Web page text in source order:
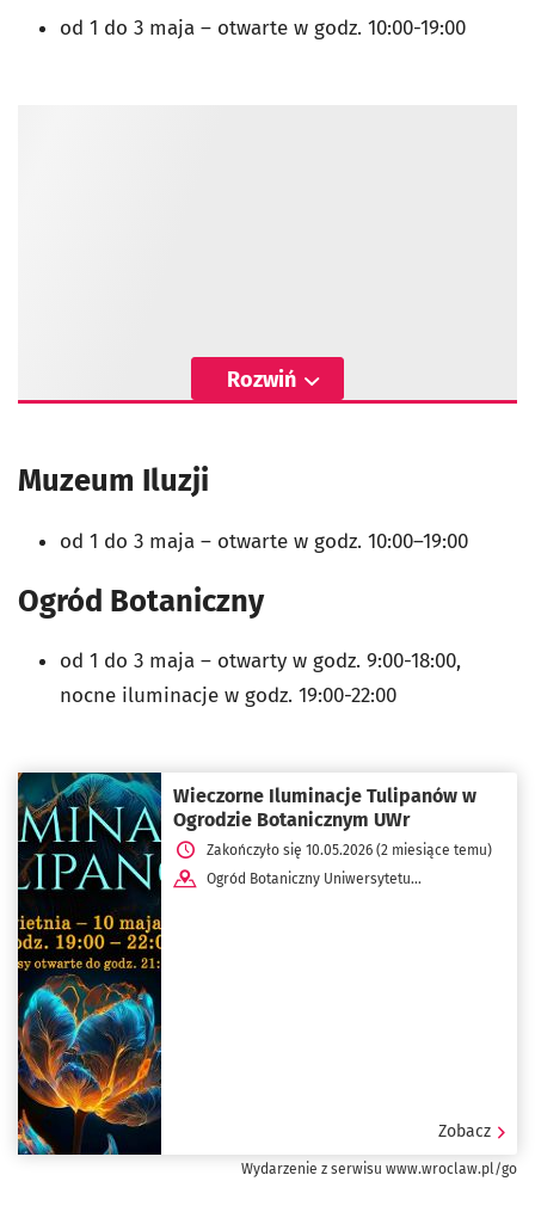
od 1 do 3 maja – otwarte w godz. 10:00-19:00
Rozwiń
Muzeum Iluzji
od 1 do 3 maja – otwarte w godz. 10:00–19:00
Ogród Botaniczny
od 1 do 3 maja – otwarty w godz. 9:00-18:00,
nocne iluminacje w godz. 19:00-22:00
Wieczorne Iluminacje Tulipanów w
Ogrodzie Botanicznym UWr
Zakończyło się 10.05.2026 (2 miesiące temu)
Ogród Botaniczny Uniwersytetu
Zobacz
Wydarzenie z serwisu www.wroclaw.pl/go